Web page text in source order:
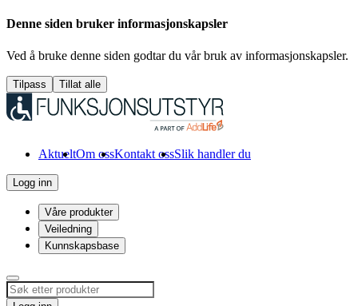
Denne siden bruker informasjonskapsler
Ved å bruke denne siden godtar du vår bruk av informasjonskapsler.
Tilpass Tillat alle
AktueltOm ossKontakt ossSlik handler du
Logg inn
Våre produkter
Veiledning
Kunnskapsbase